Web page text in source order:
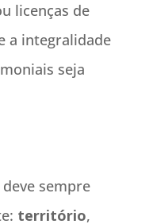
licenças de
a integralidade
seja
sempre
território,